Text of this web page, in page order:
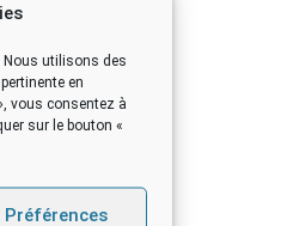
Nous utilisons des
en
vous consentez à
sur le bouton «
Préférences
,
de